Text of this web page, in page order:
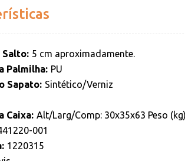
Salto 5 cm aproximadamente.
Palmilha PU
Sapato Sintético/Verniz
Caixa Alt/Larg/Comp: 30x35x63 Peso
001
1220315